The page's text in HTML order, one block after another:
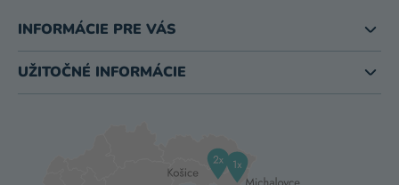
INFORMÁCIE PRE VÁS
UŽITOČNÉ INFORMÁCIE